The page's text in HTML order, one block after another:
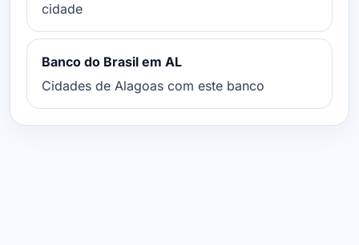
cidade
Banco do Brasil em AL
Cidades de Alagoas com este banco